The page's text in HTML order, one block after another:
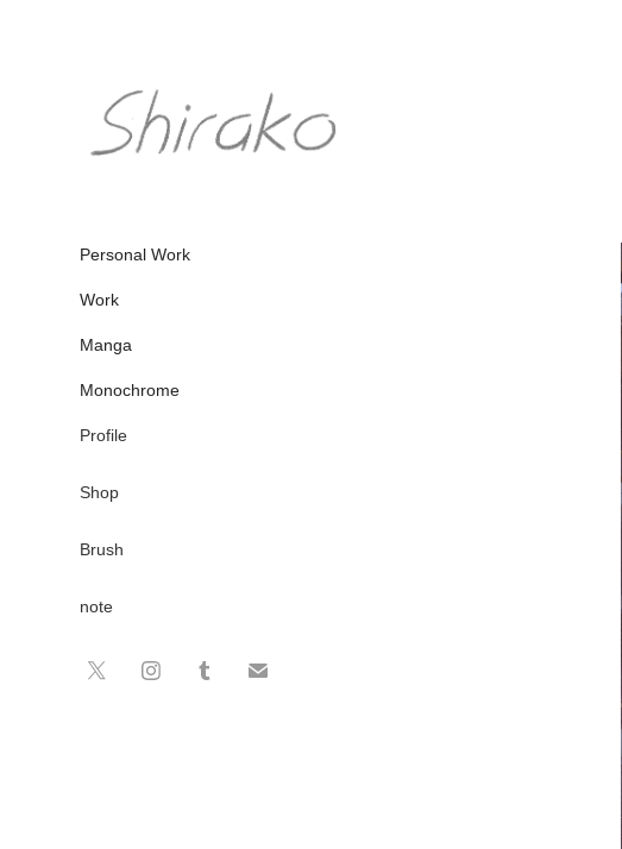
Personal Work
Work
Manga
Monochrome
Profile
Shop
Brush
note